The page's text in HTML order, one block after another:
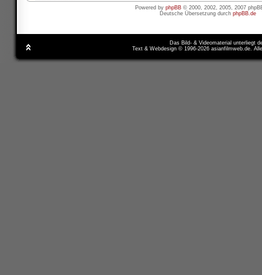
Powered by phpBB © 2000, 2002, 2005, 2007
Deutsche Übersetzung durch phpBB.de
Das Bild- & Videomaterial unterliegt
Text & Webdesign © 1996-2026 asianfilmweb.de.